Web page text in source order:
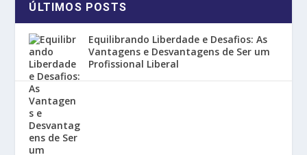
ÚLTIMOS POSTS
Equilibrando Liberdade e Desafios: As
Vantagens e Desvantagens de Ser um
Profissional Liberal